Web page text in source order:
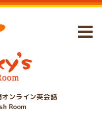
ンライン英会話
Room